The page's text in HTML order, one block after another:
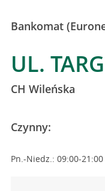
Bankomat
UL.
CH Wileńska
Czynny:
Pn.-Niedz.: 09:00-21:00